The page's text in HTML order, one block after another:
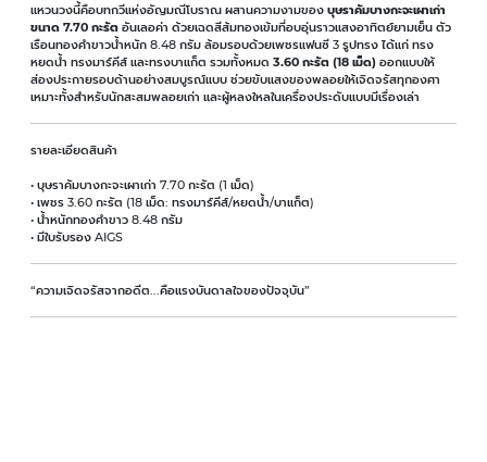
แหวนวงนี้คือบทกวีแห่งอัญมณีโบราณ ผสานความงามของ บุษราคัมบางกะจะเผาเก่า
ขนาด 7.70 กะรัต อันเลอค่า ด้วยเฉดสีส้มทองเข้มที่อบอุ่นราวแสงอาทิตย์ยามเย็น ตัว
เรือนทองคำขาวน้ำหนัก 8.48 กรัม ล้อมรอบด้วยเพชรแฟนซี 3 รูปทรง ได้แก่ ทรง
หยดน้ำ ทรงมาร์คีส์ และทรงบาแก็ต รวมทั้งหมด 3.60 กะรัต (18 เม็ด) ออกแบบให้
ส่องประกายรอบด้านอย่างสมบูรณ์แบบ ช่วยขับแสงของพลอยให้เจิดจรัสทุกองศา
เหมาะทั้งสำหรับนักสะสมพลอยเก่า และผู้หลงใหลในเครื่องประดับแบบมีเรื่องเล่า
รายละเอียดสินค้า
• บุษราคัมบางกะจะเผาเก่า 7.70 กะรัต (1 เม็ด)
• เพชร 3.60 กะรัต (18 เม็ด: ทรงมาร์คีส์/หยดน้ำ/บาแก็ต)
• น้ำหนักทองคำขาว 8.48 กรัม
• มีใบรับรอง AIGS
“ความเจิดจรัสจากอดีต...คือแรงบันดาลใจของปัจจุบัน”